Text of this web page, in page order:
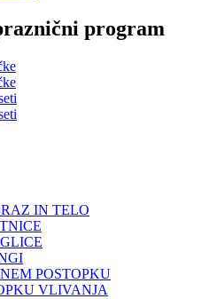
program
IN TELO
POSTOPKU
VLIVANJA